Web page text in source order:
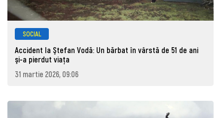
SOCIAL
Accident la Ştefan Vodă: Un bărbat în vârstă de 51 de ani
şi-a pierdut viaţa
31 martie 2026, 09:06